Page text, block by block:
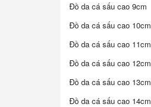
Đồ da cá sấu cao 9cm
Đồ da cá sấu cao 10cm
Đồ da cá sấu cao 11cm
Đồ da cá sấu cao 12cm
Đồ da cá sấu cao 13cm
Đồ da cá sấu cao 14cm